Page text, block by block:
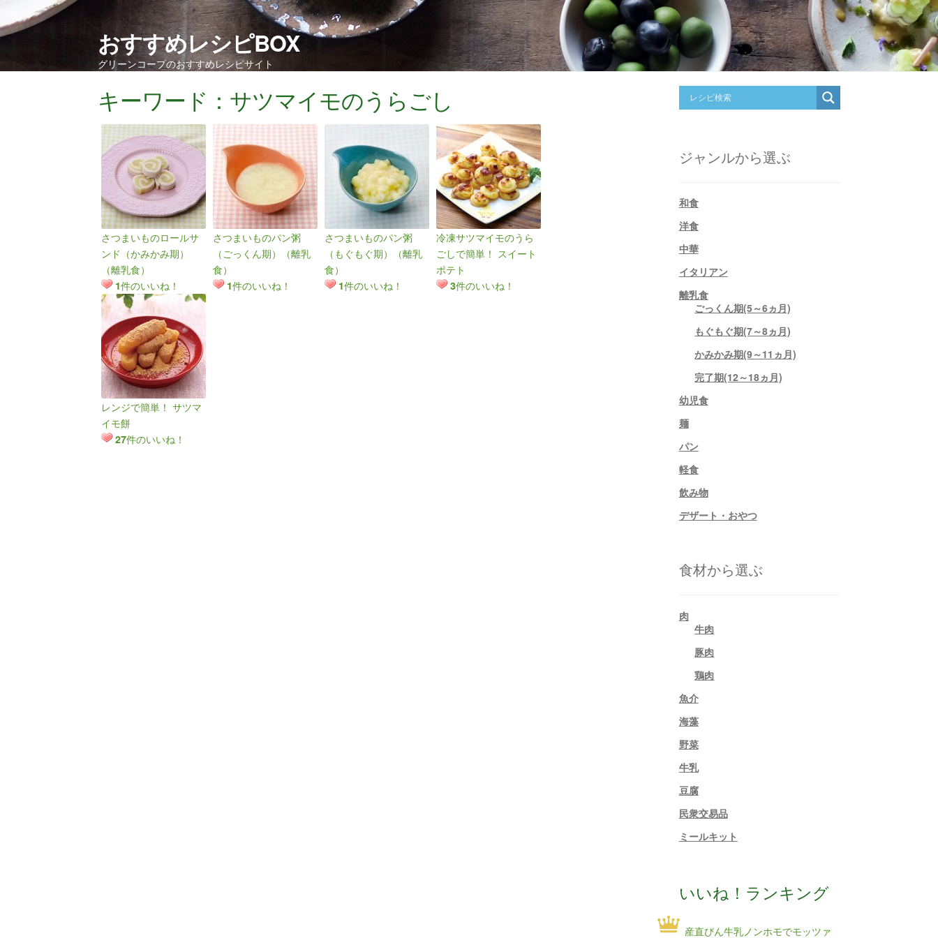
おすすめレシピBOX
グリーンコープのおすすめレシピサイト
キーワード：サツマイモのうらごし
さつまいものロールサ
ンド（かみかみ期）
（離乳食）
1件のいいね！
さつまいものパン粥
（ごっくん期）（離乳
食）
1件のいいね！
さつまいものパン粥
（もぐもぐ期）（離乳
食）
1件のいいね！
冷凍サツマイモのうら
ごしで簡単！ スイート
ポテト
3件のいいね！
レンジで簡単！ サツマ
イモ餅
27件のいいね！
ジャンルから選ぶ
和食
洋食
中華
イタリアン
離乳食
ごっくん期(5～6ヵ月)
もぐもぐ期(7～8ヵ月)
かみかみ期(9～11ヵ月)
完了期(12～18ヵ月)
幼児食
麺
パン
軽食
飲み物
デザート・おやつ
食材から選ぶ
肉
牛肉
豚肉
鶏肉
魚介
海藻
野菜
牛乳
豆腐
民衆交易品
ミールキット
いいね！ランキング
産直びん牛乳ノンホモでモッツァ